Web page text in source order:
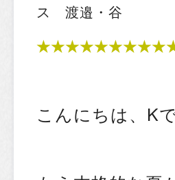
ス 渡邉・谷
こんにちは、K